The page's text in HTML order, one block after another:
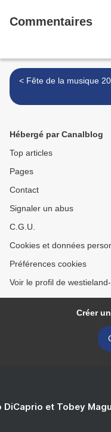
Commentaires
< Fête de la musique
Hébergé par Canalblog
Top articles
Pages
Contact
Signaler un abus
C.G.U.
Cookies et données
Préférences cookies
Voir le profil de
Créer
DiCaprio et Tobey